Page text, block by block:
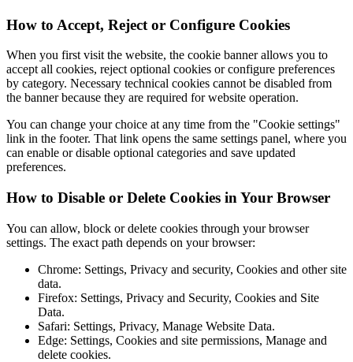
How to Accept, Reject or Configure Cookies
When you first visit the website, the cookie banner allows you to
accept all cookies, reject optional cookies or configure preferences
by category. Necessary technical cookies cannot be disabled from
the banner because they are required for website operation.
You can change your choice at any time from the "Cookie settings"
link in the footer. That link opens the same settings panel, where you
can enable or disable optional categories and save updated
preferences.
How to Disable or Delete Cookies in Your Browser
You can allow, block or delete cookies through your browser
settings. The exact path depends on your browser:
Chrome: Settings, Privacy and security, Cookies and other site
data.
Firefox: Settings, Privacy and Security, Cookies and Site
Data.
Safari: Settings, Privacy, Manage Website Data.
Edge: Settings, Cookies and site permissions, Manage and
delete cookies.